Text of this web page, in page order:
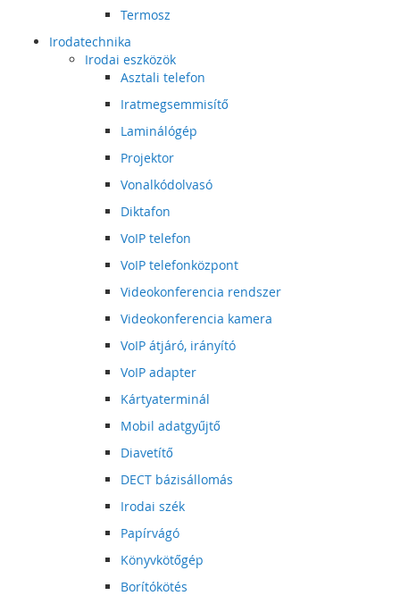
Termosz
Irodatechnika
Irodai eszközök
Asztali telefon
Iratmegsemmisítő
Laminálógép
Projektor
Vonalkódolvasó
Diktafon
VoIP telefon
VoIP telefonközpont
Videokonferencia rendszer
Videokonferencia kamera
VoIP átjáró, irányító
VoIP adapter
Kártyaterminál
Mobil adatgyűjtő
Diavetítő
DECT bázisállomás
Irodai szék
Papírvágó
Könyvkötőgép
Borítókötés